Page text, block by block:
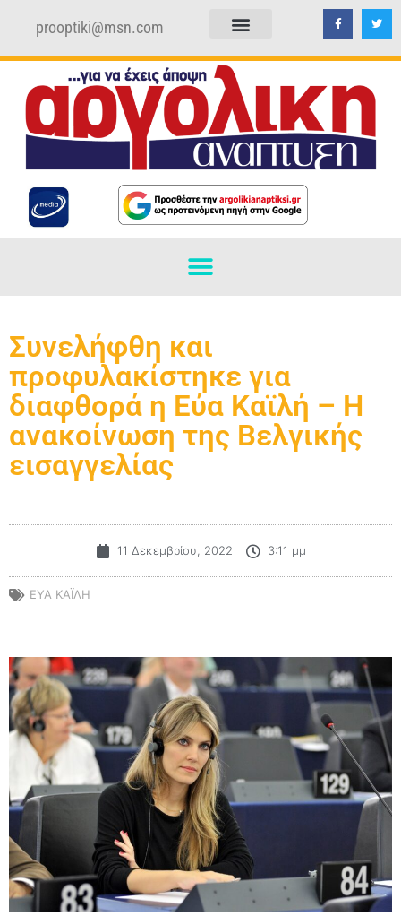
prooptiki@msn.com
Συνελήφθη και
προφυλακίστηκε για
διαφθορά η Εύα Καϊλή – Η
ανακοίνωση της Βελγικής
εισαγγελίας
11 Δεκεμβρίου, 2022 3:11 μμ
ΕΥΑ ΚΑΪΛΗ